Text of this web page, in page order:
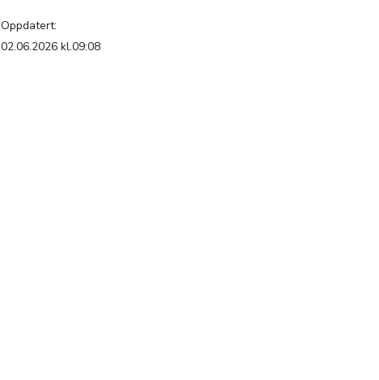
Oppdatert:
02.06.2026 kl.09:08